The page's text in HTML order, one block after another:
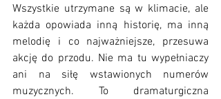
Wszystkie utrzymane są w klimacie, ale
każda opowiada inną historię, ma inną
melodię i co najważniejsze, przesuwa
akcję do przodu. Nie ma tu wypełniaczy
ani na siłę wstawionych numerów
muzycznych. To dramaturgiczna